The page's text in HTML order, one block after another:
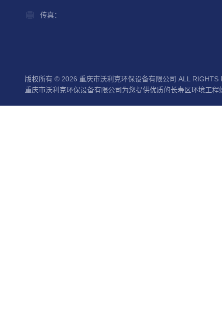
传真：
版权所有 © 2026 重庆市沃利克环保设备有限公司 ALL RIGHTS
重庆市沃利克环保设备有限公司为您提供优质的长寿区环境工